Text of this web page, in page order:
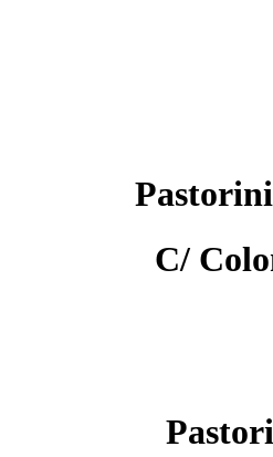
C/